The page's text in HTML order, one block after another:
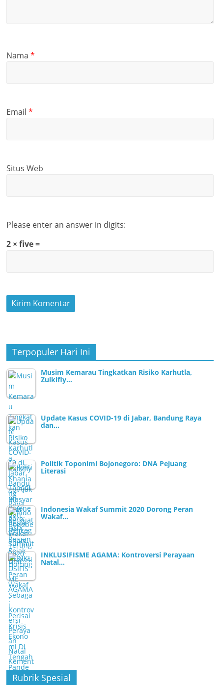
Nama*
Email*
Situs Web
Please enter an answer in digits:
2 × five =
Terpopuler Hari Ini
Musim Kemarau Tingkatkan Risiko Karhutla,
Zulkifly…
Update Kasus COVID-19 di Jabar, Bandung Raya
dan…
Politik Toponimi Bojonegoro: DNA Pejuang
Literasi
Indonesia Wakaf Summit 2020 Dorong Peran
Wakaf…
INKLUSIFISME AGAMA: Kontroversi Perayaan
Natal…
Rubrik Spesial